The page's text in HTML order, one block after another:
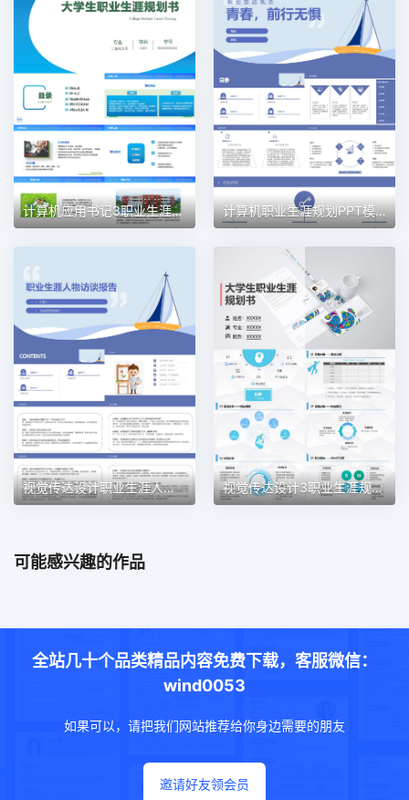
计算机应用书记3职业生涯规划PPT模板 计算机职业生涯规划PPT模板
视觉传达设计职业生涯人物访谈职业生涯规划PPT模板 视觉传达设计3职业生涯规划PPT模板
可能感兴趣的作品
全站几十个品类精品内容免费下载，客服微信：
wind0053
如果可以，请把我们网站推荐给你身边需要的朋友
邀请好友领会员